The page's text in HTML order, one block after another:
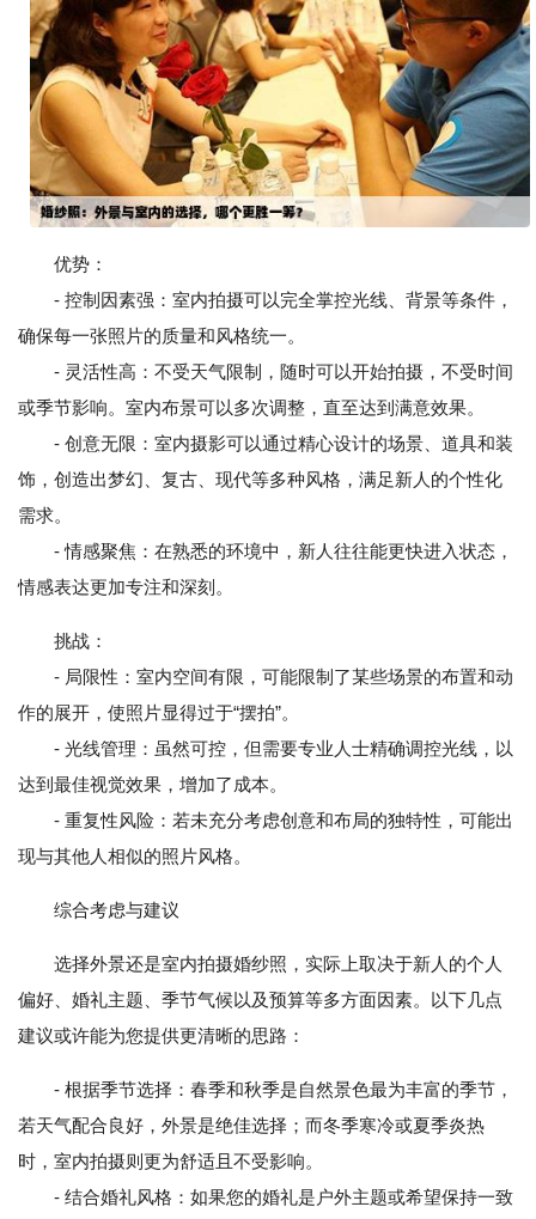
优势：
- 控制因素强：室内拍摄可以完全掌控光线、背景等条件，
确保每一张照片的质量和风格统一。
- 灵活性高：不受天气限制，随时可以开始拍摄，不受时间
或季节影响。室内布景可以多次调整，直至达到满意效果。
- 创意无限：室内摄影可以通过精心设计的场景、道具和装
饰，创造出梦幻、复古、现代等多种风格，满足新人的个性化
需求。
- 情感聚焦：在熟悉的环境中，新人往往能更快进入状态，
情感表达更加专注和深刻。
挑战：
- 局限性：室内空间有限，可能限制了某些场景的布置和动
作的展开，使照片显得过于“摆拍”。
- 光线管理：虽然可控，但需要专业人士精确调控光线，以
达到最佳视觉效果，增加了成本。
- 重复性风险：若未充分考虑创意和布局的独特性，可能出
现与其他人相似的照片风格。
综合考虑与建议
选择外景还是室内拍摄婚纱照，实际上取决于新人的个人
偏好、婚礼主题、季节气候以及预算等多方面因素。以下几点
建议或许能为您提供更清晰的思路：
- 根据季节选择：春季和秋季是自然景色最为丰富的季节，
若天气配合良好，外景是绝佳选择；而冬季寒冷或夏季炎热
时，室内拍摄则更为舒适且不受影响。
- 结合婚礼风格：如果您的婚礼是户外主题或希望保持一致